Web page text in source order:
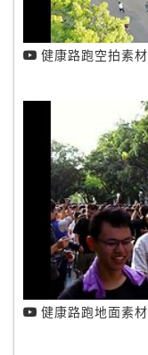
健康路跑空拍素材
健康路跑地面素材